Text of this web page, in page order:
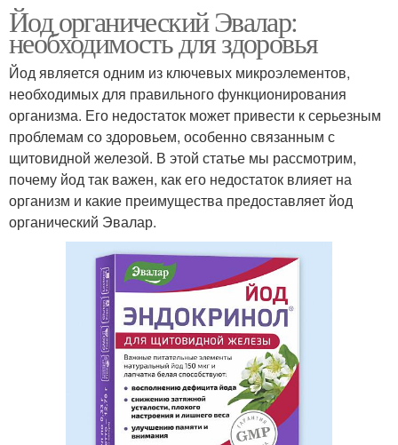
Йод органический Эвалар:
необходимость для здоровья
Йод является одним из ключевых микроэлементов,
необходимых для правильного функционирования
организма. Его недостаток может привести к серьезным
проблемам со здоровьем, особенно связанным с
щитовидной железой. В этой статье мы рассмотрим,
почему йод так важен, как его недостаток влияет на
организм и какие преимущества предоставляет йод
органический Эвалар.